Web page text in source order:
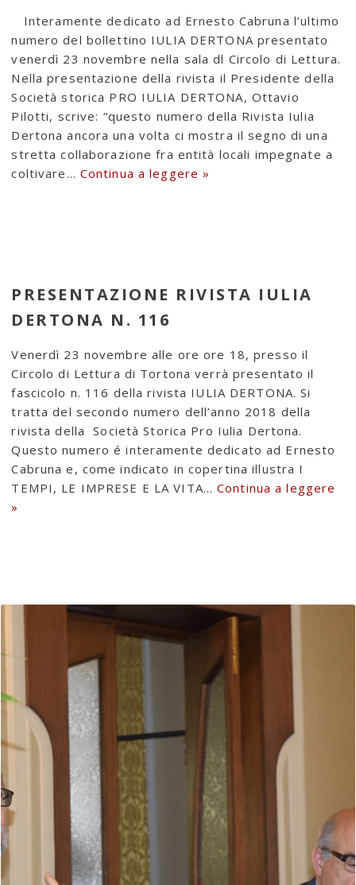
Interamente dedicato ad Ernesto Cabruna l’ultimo
numero del bollettino IULIA DERTONA presentato
venerdì 23 novembre nella sala dl Circolo di Lettura.
Nella presentazione della rivista il Presidente della
Società storica PRO IULIA DERTONA, Ottavio
Pilotti, scrive: “questo numero della Rivista Iulia
Dertona ancora una volta ci mostra il segno di una
stretta collaborazione fra entità locali impegnate a
coltivare… Continua a leggere »
PRESENTAZIONE RIVISTA IULIA
DERTONA N. 116
Venerdì 23 novembre alle ore ore 18, presso il
Circolo di Lettura di Tortona verrà presentato il
fascicolo n. 116 della rivista IULIA DERTONA. Si
tratta del secondo numero dell’anno 2018 della
rivista della Società Storica Pro Iulia Dertona.
Questo numero é interamente dedicato ad Ernesto
Cabruna e, come indicato in copertina illustra I
TEMPI, LE IMPRESE E LA VITA… Continua a leggere
»